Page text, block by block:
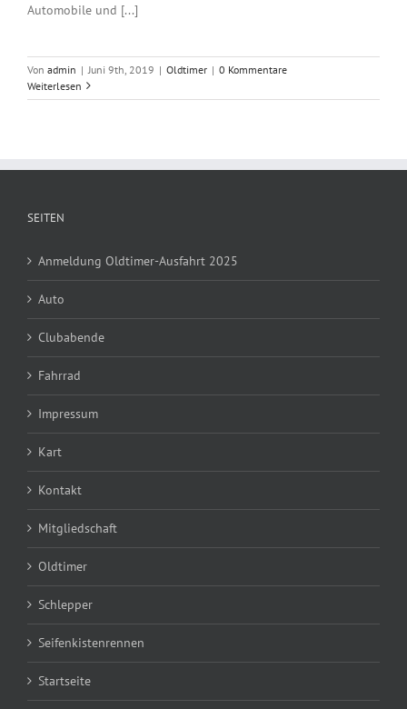
Automobile und [...]
Von admin | Juni 9th, 2019 | Oldtimer | 0 Kommentare
Weiterlesen
SEITEN
Anmeldung Oldtimer-Ausfahrt 2025
Auto
Clubabende
Fahrrad
Impressum
Kart
Kontakt
Mitgliedschaft
Oldtimer
Schlepper
Seifenkistenrennen
Startseite